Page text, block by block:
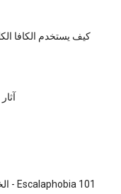
كيف يستخدم الكافا
الخوف من السلالم المتحركة - Escalaphobia 101